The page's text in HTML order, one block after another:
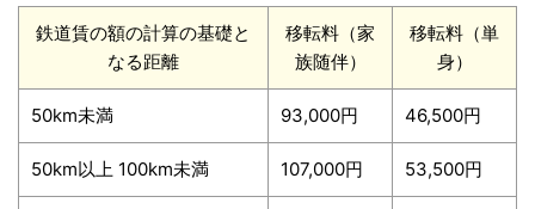
鉄道賃の額の計算の基礎と
なる距離
移転料（家
族随伴）
移転料（単
身）
50km未満 93,000円 46,500円
50km以上 100km未満 107,000円 53,500円